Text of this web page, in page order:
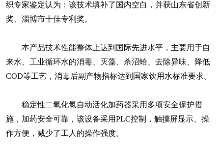
织专家鉴定认为：该技术填补了国内空白，并获山东省创新
奖、淄博市十佳专利奖。
本产品技术性能整体上达到国际先进水平，主要用于自
来水、工业循环水的消毒、灭藻、杀沼蛤、去除异味、降低
COD等工艺，消毒后副产物指标达到国家饮用水标准要求。
稳定性二氧化氯自动活化加药器采用多项安全保护措
施，加药安全可靠，该设备采用PLC控制，触摸屏显示、操
作方便，减少了工人的操作强度。